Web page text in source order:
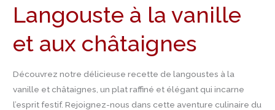
Langouste à la vanille
et aux châtaignes
Découvrez notre délicieuse recette de langoustes à la
vanille et châtaignes, un plat raffiné et élégant qui incarne
l’esprit festif. Rejoignez-nous dans cette aventure culinaire du